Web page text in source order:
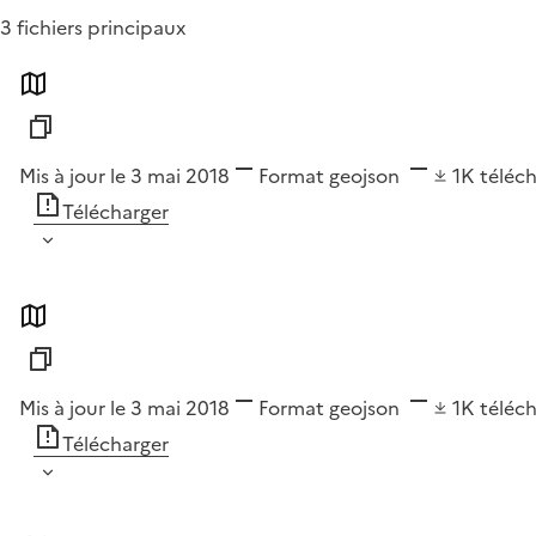
3 fichiers principaux
Mis à jour le 3 mai 2018 Format geojson 1K
Télécharger
Mis à jour le 3 mai 2018 Format geojson 1K
Télécharger